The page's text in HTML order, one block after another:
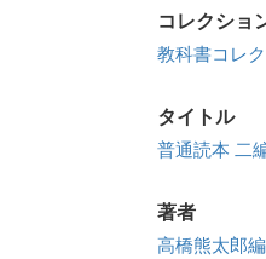
コレクショ
教科書コレ
タイトル
普通読本 二
著者
高橋熊太郎